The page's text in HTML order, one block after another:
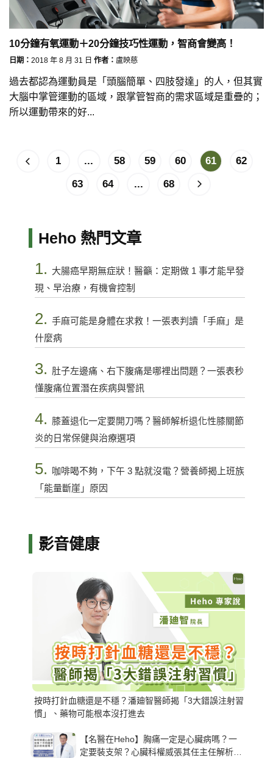
10分鐘有氧運動＋20分鐘技巧性運動，智商會變高！
日期： 2018 年 8 月 31 日 作者： 盧映慈
過去都認為運動員是「頭腦簡單、四肢發達」的人，但其實
大腦中掌管運動的區域，跟掌管智商的需求區域是重疊的；
所以運動帶來的好...
1 ... 58 59 60 61
62
63
64 ... 68
Heho 熱門文章
1. 大腸癌早期無症狀！醫籲：定期做 1 事才能早發
現、早治療，有機會控制
2. 手麻可能是身體在求救！一張表判讀「手麻」是
什麼病
3. 肚子左邊痛、右下腹痛是哪裡出問題？一張表秒
懂腹痛位置潛在疾病與警訊
4. 膝蓋退化一定要開刀嗎？醫師解析退化性膝關節
炎的日常保健與治療選項
5.
咖啡喝不夠，下午 3 點就沒電？營養師揭上班族
「能量斷崖」原因
影音健康
按時打針血糖還是不穩？潘廸智醫師揭「3大錯誤注射習
慣」、藥物可能根本沒打進去
【名醫在Heho】胸痛一定是心臟病嗎？一
定要裝支架？心臟科權威張其任主任解析支